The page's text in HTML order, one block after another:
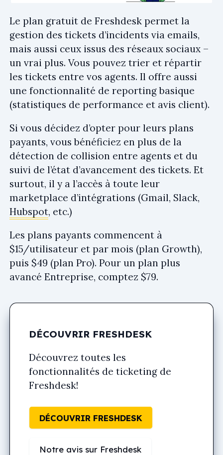
Le plan gratuit de Freshdesk permet la
gestion des tickets d’incidents via emails,
mais aussi ceux issus des réseaux sociaux –
un vrai plus. Vous pouvez trier et répartir
les tickets entre vos agents. Il offre aussi
une fonctionnalité de reporting basique
(statistiques de performance et avis client).
Si vous décidez d’opter pour leurs plans
payants, vous bénéficiez en plus de la
détection de collision entre agents et du
suivi de l’état d’avancement des tickets. Et
surtout, il y a l’accès à toute leur
marketplace d’intégrations (Gmail, Slack,
Hubspot, etc.)
Les plans payants commencent à
$15/utilisateur et par mois (plan Growth),
puis $49 (plan Pro). Pour un plan plus
avancé Entreprise, comptez $79.
DÉCOUVRIR FRESHDESK
Découvrez toutes les
fonctionnalités de ticketing de
Freshdesk!
DÉCOUVRIR FRESHDESK
Notre avis sur Freshdesk